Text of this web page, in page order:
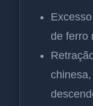
de ferro